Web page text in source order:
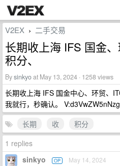
V2EX › 二手交易
长期收上海 IFS 国金
积分、
Bysinkyoat May 13, 2024 · 1258 views
长期收上海 IFS 国金中心、环贸、
我就行，秒确认。
长期
收
积分
1 replies
sinkyo OP May 14, 2024